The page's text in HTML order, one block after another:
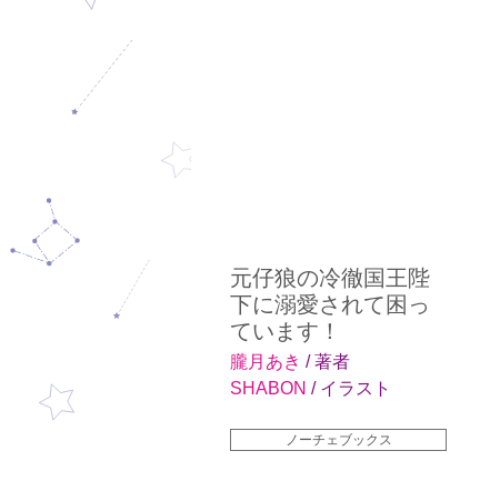
元仔狼の冷徹国王陛
下に溺愛されて困っ
ています！
朧月あき / 著者
SHABON / イラスト
ノーチェブックス